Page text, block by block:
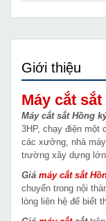
Giới thiệu
Máy cắt
Máy cắt sắt Hồng
3HP, chạy điện một
các xưởng, nhà
trường xây dựng lớn.
Giá máy cắt sắt
chuyển trong nội
lòng liên hệ để biết